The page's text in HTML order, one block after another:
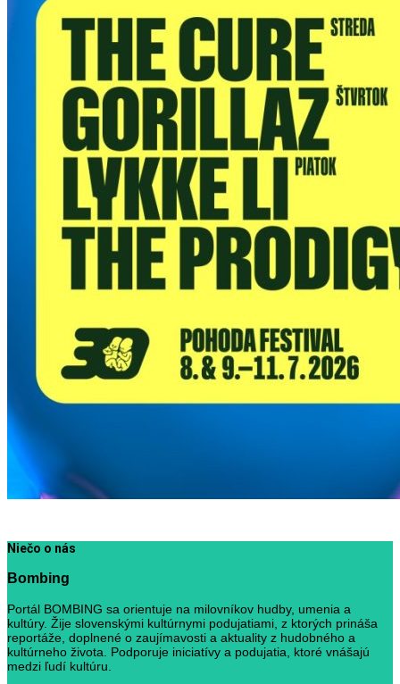
Niečo o nás
Bombing
Portál BOMBING sa orientuje na milovníkov hudby, umenia a
kultúry. Žije slovenskými kultúrnymi podujatiami, z ktorých prináša
reportáže, doplnené o zaujímavosti a aktuality z hudobného a
kultúrneho života. Podporuje iniciatívy a podujatia, ktoré vnášajú
medzi ľudí kultúru.